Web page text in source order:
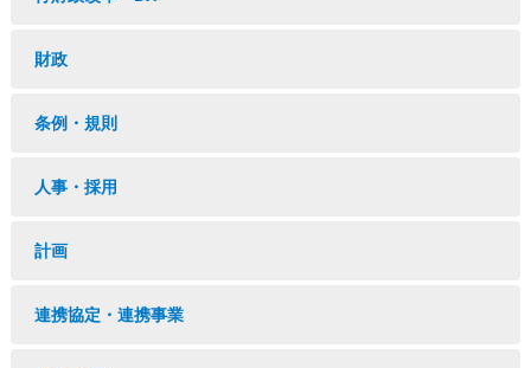
財政
条例・規則
人事・採用
計画
連携協定・連携事業